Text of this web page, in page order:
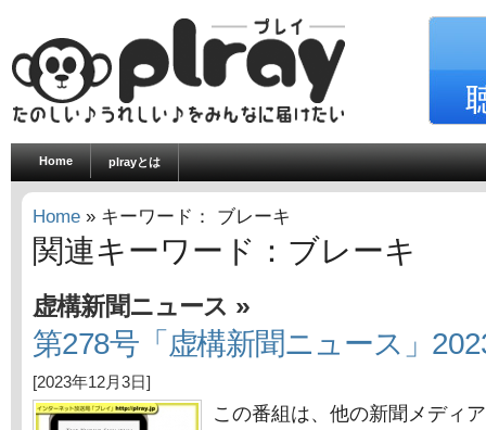
Home plrayとは
Home » キーワード： ブレーキ
関連キーワード：ブレーキ
虚構新聞ニュース »
第278号「虚構新聞ニュース」
[2023年12月3日]
この番組は、他の新聞メディ